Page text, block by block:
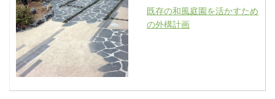
既存の和風庭園を活かすため
の外構計画